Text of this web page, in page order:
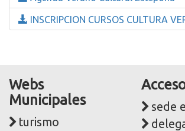
INSCRIPCION CURSOS CULTURA
Webs
Municipales
turismo
sede